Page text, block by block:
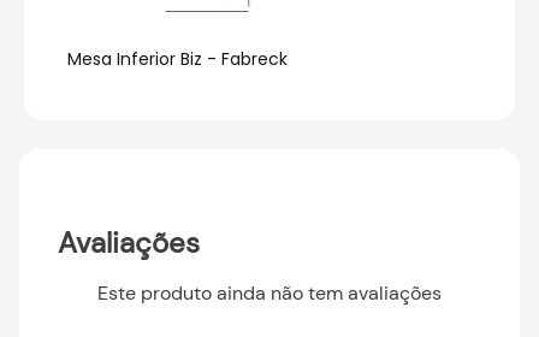
Mesa Inferior Biz - Fabreck
Avaliações
Este produto ainda não tem avaliações